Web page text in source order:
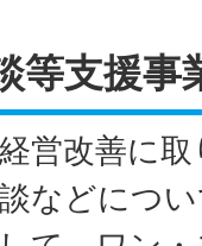
等支援事
営改善に
などにつ